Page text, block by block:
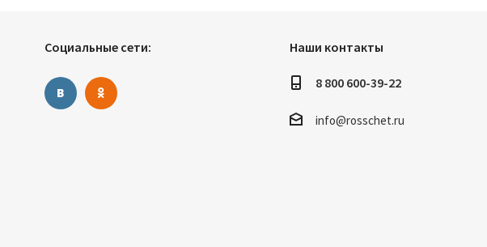
Социальные сети: Наши контакты
8 800 600-39-22
info@rosschet.ru